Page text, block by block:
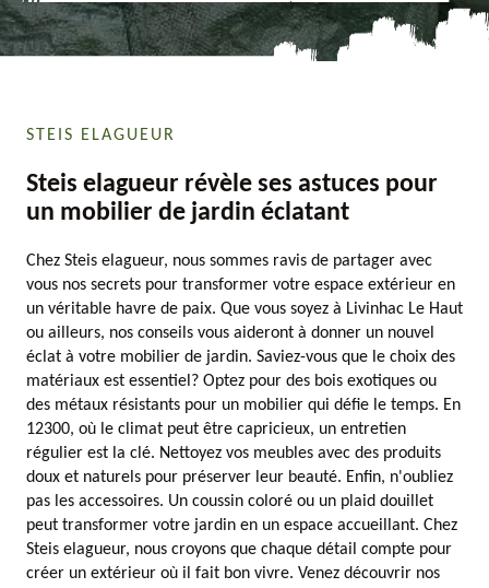
STEIS ELAGUEUR
Steis elagueur révèle ses astuces pour
un mobilier de jardin éclatant
Chez Steis elagueur, nous sommes ravis de partager avec
vous nos secrets pour transformer votre espace extérieur en
un véritable havre de paix. Que vous soyez à Livinhac Le Haut
ou ailleurs, nos conseils vous aideront à donner un nouvel
éclat à votre mobilier de jardin. Saviez-vous que le choix des
matériaux est essentiel? Optez pour des bois exotiques ou
des métaux résistants pour un mobilier qui défie le temps. En
12300, où le climat peut être capricieux, un entretien
régulier est la clé. Nettoyez vos meubles avec des produits
doux et naturels pour préserver leur beauté. Enfin, n'oubliez
pas les accessoires. Un coussin coloré ou un plaid douillet
peut transformer votre jardin en un espace accueillant. Chez
Steis elagueur, nous croyons que chaque détail compte pour
créer un extérieur où il fait bon vivre. Venez découvrir nos